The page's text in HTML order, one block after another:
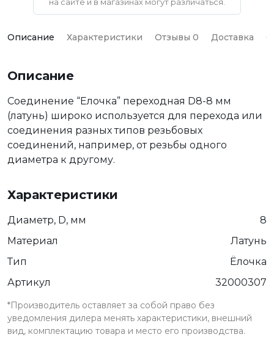
Описание Характеристики Отзывы 0 Доставка
Описание
Соединение “Елочка” переходная D8-8 мм
(латунь) широко используется для перехода или
соединения разных типов резьбовых
соединений, например, от резьбы одного
диаметра к другому.
Характеристики
Диаметр, D, мм
8
Материал
Латунь
Тип
Ёлочка
Артикул
32000307
*Производитель оставляет за собой право без
уведомления дилера менять характеристики, внешний
вид, комплектацию товара и место его производства.